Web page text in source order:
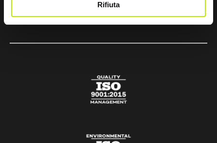
Rifiuta
vendite@pec.sirsafety.com